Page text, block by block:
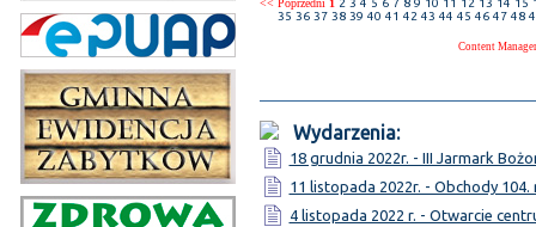
<< Poprzedni 1 2 3 4 5 6 7 8 9 10 11 12 13 14 15
35 36 37 38 39 40 41 42 43 44 45 46 47 48
Content
Wydarzenia:
18 grudnia 2022r. - III Jarmark
11 listopada 2022r. - Obchody
4 listopada 2022 r. - Otwarcie